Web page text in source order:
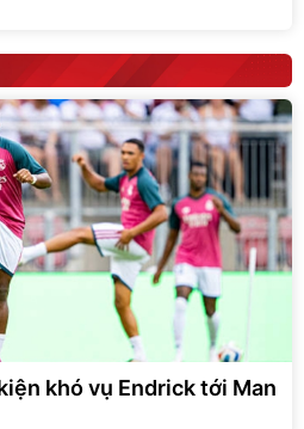
khó vụ Endrick tới Man